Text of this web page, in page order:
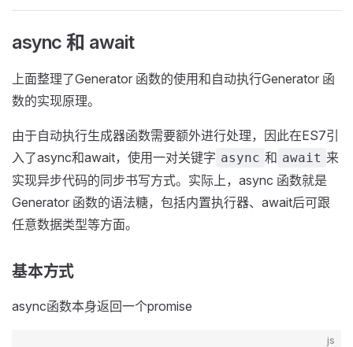
async 和 await
上面整理了Generator 函数的使用和自动执行Generator 函
数的实现原理。
由于自动执行生成器函数需要额外进行处理，因此在ES7引
入了async和await，使用一对关键字 async 和 await 来
实现异步代码的同步书写方式。实际上，async 函数就是
Generator 函数的语法糖，包括内置执行器、await后可跟
任意数据类型等方面。
基本方式
async函数本身返回一个promise
js